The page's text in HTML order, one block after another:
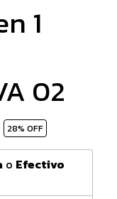
1
02
28% OFF
o Efectivo